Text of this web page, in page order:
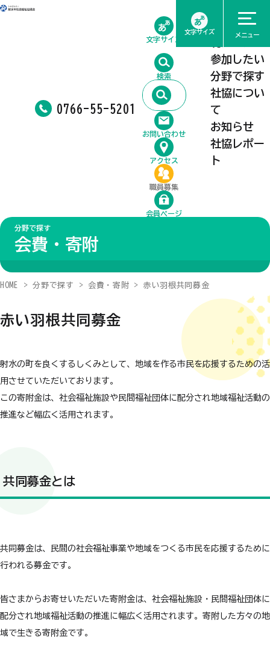
0766-55-5201
文字サイズ
検索
お問い合わせ
アクセス
職員募集
会員ページ
文字サイズ
メニュー
相談したい
参加したい
分野で探す
社協につい
て
お知らせ
社協レポー
ト
分野で探す
会費・寄附
HOME 分野で探す 会費・寄附 赤い羽根共同募金
赤い羽根共同募金
射水の町を良くするしくみとして、地域を作る市民を応援するための活
用させていただいております。
この寄附金は、社会福祉施設や民間福祉団体に配分され地域福祉活動の
推進など幅広く活用されます。
共同募金とは
共同募金は、民間の社会福祉事業や地域をつくる市民を応援するために
行われる募金です。
皆さまからお寄せいただいた寄附金は、社会福祉施設・民間福祉団体に
配分され地域福祉活動の推進に幅広く活用されます。寄附した方々の地
域で生きる寄附金です。